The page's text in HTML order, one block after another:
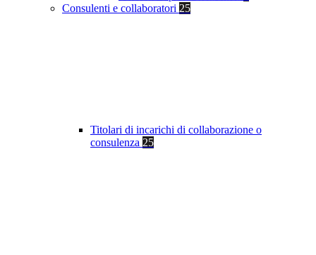
Consulenti e collaboratori 25
Titolari di incarichi di collaborazione o
consulenza 25